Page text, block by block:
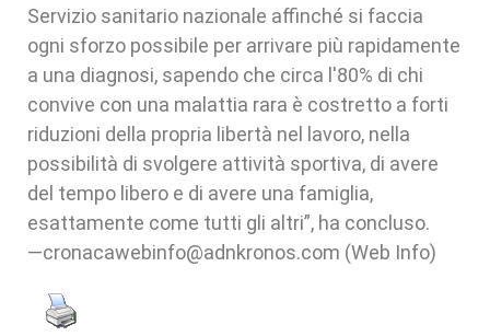
Servizio sanitario nazionale affinché si faccia
ogni sforzo possibile per arrivare più rapidamente
a una diagnosi, sapendo che circa l'80% di chi
convive con una malattia rara è costretto a forti
riduzioni della propria libertà nel lavoro, nella
possibilità di svolgere attività sportiva, di avere
del tempo libero e di avere una famiglia,
esattamente come tutti gli altri”, ha concluso.
—cronacawebinfo@adnkronos.com (Web Info)